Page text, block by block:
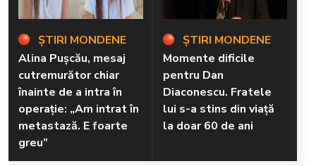
ȘTIRI MONDENE
Alina Pușcău, mesaj
cutremurător chiar
înainte de a intra în
operație: „Am intrat în
metastază. E foarte
greu”
ȘTIRI MONDENE
Momente dificile
pentru Dan
Diaconescu. Fratele
lui s-a stins din viață
la doar 60 de ani